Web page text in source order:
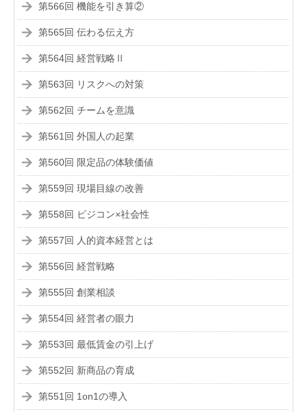
第566回 機能を引き算②
第565回 伝わる伝え方
第564回 経営戦略Ⅱ
第563回 リスクへの対策
第562回 チームを意識
第561回 外国人の起業
第560回 限定品の体験価値
第559回 現場目線の改善
第558回 ビジコン×社会性
第557回 人的資本経営とは
第556回 経営戦略
第555回 創業相談
第554回 経営者の眼力
第553回 最低賃金の引上げ
第552回 新商品の育成
第551回 1on1の導入